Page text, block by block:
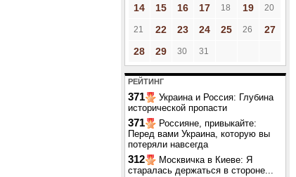
14
15 16 17 18 19 20
21 22 23 24 25 26
27
28
29 30 31
РЕЙТИНГ
371
Украина и Россия: Глубина
исторической пропасти
371
Россияне, привыкайте:
Перед вами Украина, которую вы
потеряли навсегда
312
Москвичка в Киеве: Я
старалась держаться в стороне...